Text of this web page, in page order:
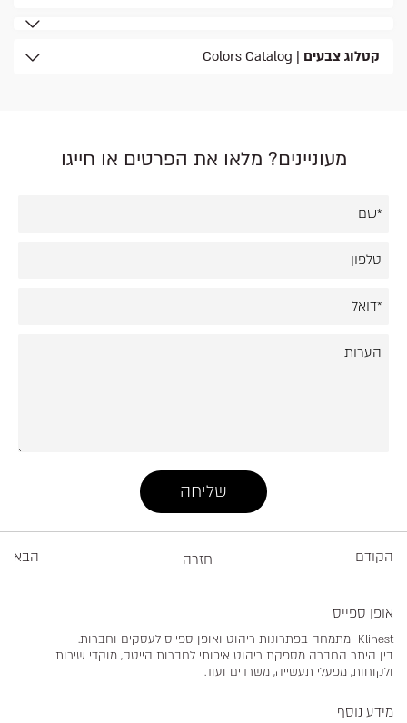
קטלוג צבעים | Colors Catalog
מעוניינים? מלאו את הפרטים או חייגו
הקודם חזרה הבא
אופן ספייס
Klinest מתמחה בפתרונות ריהוט ואופן ספייס לעסקים וחברות.
בין היתר החברה מספקת ריהוט איכותי לחברות הייטק, מוקדי שירות
ולקוחות, מפעלי תעשייה, משרדים ועוד.
מידע נוסף